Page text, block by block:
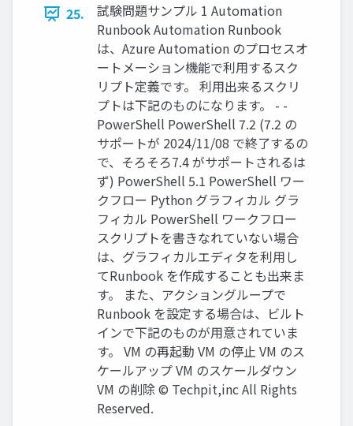
25.
試験問題サンプル 1 Automation
Runbook Automation Runbook
は、Azure Automation のプロセスオ
ートメーション機能で利用するスク
リプト定義です。 利用出来るスクリ
プトは下記のものになります。 - -
PowerShell PowerShell 7.2 (7.2 の
サポートが 2024/11/08 で終了するの
で、そろそろ7.4 がサポートされるは
ず) PowerShell 5.1 PowerShell ワー
クフロー Python グラフィカル グラ
フィカル PowerShell ワークフロー
スクリプトを書きなれていない場合
は、グラフィカルエディタを利用し
てRunbook を作成することも出来ま
す。 また、アクショングループで
Runbook を設定する場合は、ビルト
インで下記のものが用意されていま
す。 VM の再起動 VM の停止 VM のス
ケールアップ VM のスケールダウン
VM の削除 © Techpit,inc All Rights
Reserved.